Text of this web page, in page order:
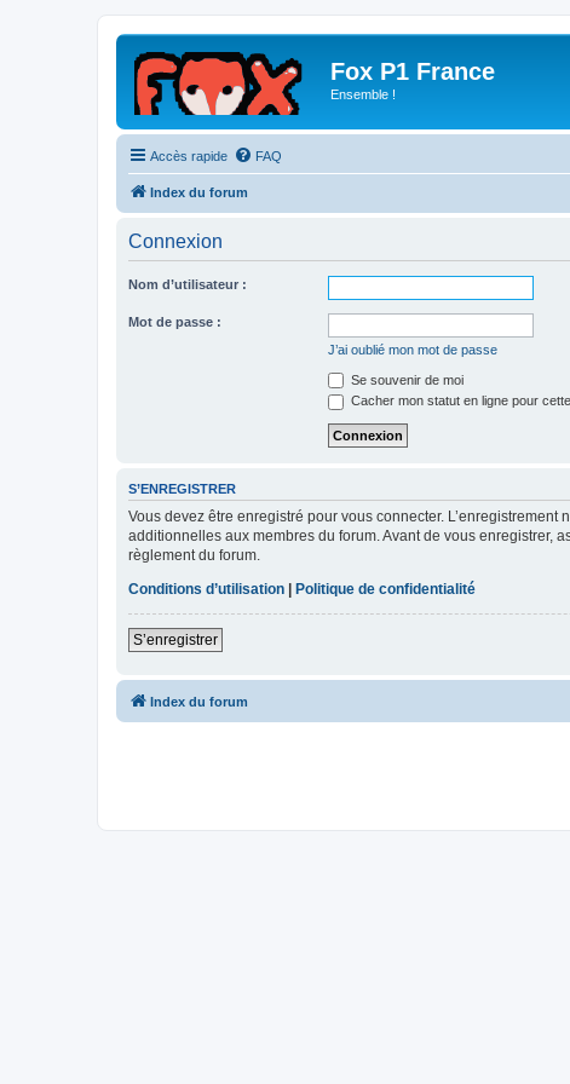
Fox P1 France
Ensemble !
Accès rapide FAQ
Index du forum
Connexion
Nom d’utilisateur :
Mot de passe :
J’ai oublié mon mot de passe
Se souvenir de moi
Cacher mon statut en ligne pour
S’ENREGISTRER
Vous devez être enregistré pour vous connecter.
additionnelles aux membres du forum. Avant de vous enregistrer,
règlement du forum.
Conditions d’utilisation
Politique de confidentialité
S’enregistrer
Index du forum